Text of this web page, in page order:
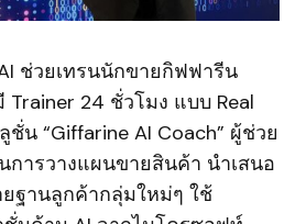
ช่วยเทรนนักขายกิฟฟารีน
Trainer 24 ชั่วโมง แบบ Real
ชั่น “Giffarine AI Coach” ผู้ช่วย
ารวางแผนขายสินค้า นำเสนอ
านลูกค้ากลุ่มใหม่ๆ ใช้